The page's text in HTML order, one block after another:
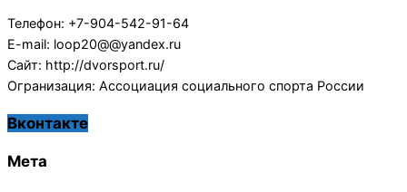
Телефон: +7-904-542-91-64
E-mail: loop20@@yandex.ru
Сайт: http://dvorsport.ru/
Огранизация: Ассоциация социального спорта России
Вконтакте
Мета